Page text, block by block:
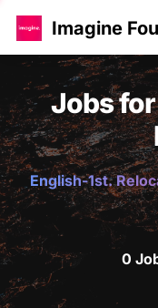
Imagine
Jobs
English-1st.
0